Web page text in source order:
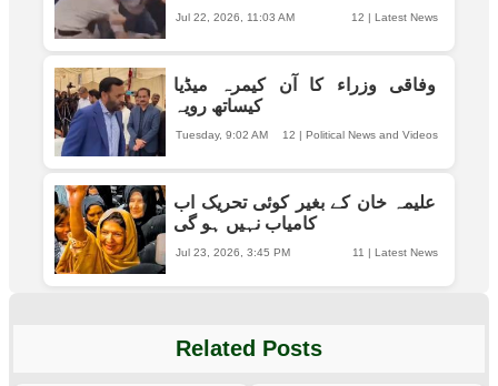
12 | Latest News
Jul 22, 2026, 11:03 AM
وفاقی وزراء کا آن کیمرہ میڈیا
کیساتھ رویہ
12 | Political News and Videos
Tuesday, 9:02 AM
علیمہ خان کے بغیر کوئی تحریک اب
کامیاب نہیں ہو گی
11 | Latest News
Jul 23, 2026, 3:45 PM
Related Posts